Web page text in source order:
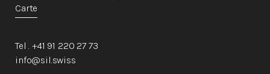
Carte
Tel . +41 91 220 27 73
info@sil.swiss